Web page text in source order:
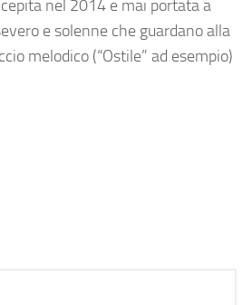
nel 2014 e mai portata a
e solenne che guardano alla
melodico (“Ostile” ad esempio)